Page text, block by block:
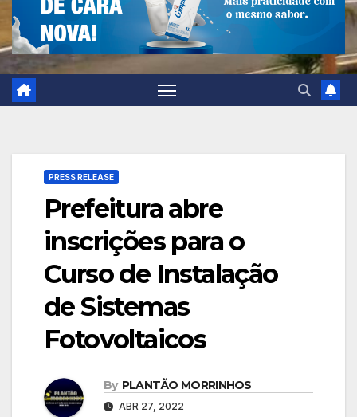
PRESS RELEASE
Prefeitura abre
inscrições para o
Curso de Instalação
de Sistemas
Fotovoltaicos
By PLANTÃO MORRINHOS
ABR 27, 2022